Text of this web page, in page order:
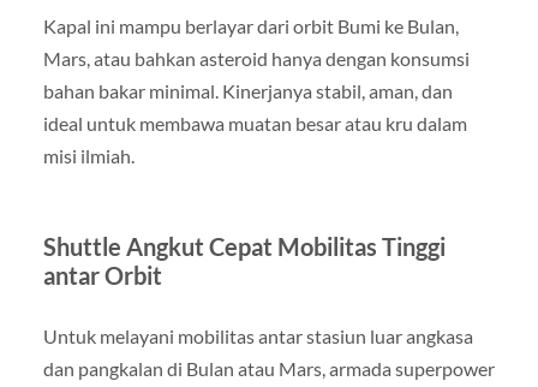
Kapal ini mampu berlayar dari orbit Bumi ke Bulan,
Mars, atau bahkan asteroid hanya dengan konsumsi
bahan bakar minimal. Kinerjanya stabil, aman, dan
ideal untuk membawa muatan besar atau kru dalam
misi ilmiah.
Shuttle Angkut Cepat Mobilitas Tinggi
antar Orbit
Untuk melayani mobilitas antar stasiun luar angkasa
dan pangkalan di Bulan atau Mars, armada superpower